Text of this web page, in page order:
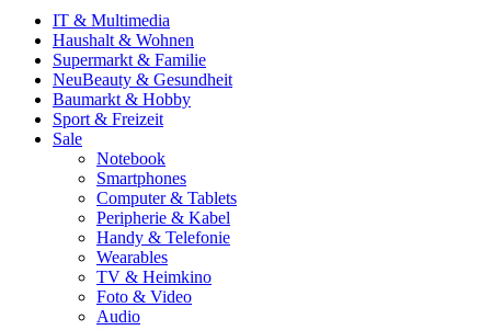
IT & Multimedia
Haushalt & Wohnen
Supermarkt & Familie
NeuBeauty & Gesundheit
Baumarkt & Hobby
Sport & Freizeit
Sale
Notebook
Smartphones
Computer & Tablets
Peripherie & Kabel
Handy & Telefonie
Wearables
TV & Heimkino
Foto & Video
Audio